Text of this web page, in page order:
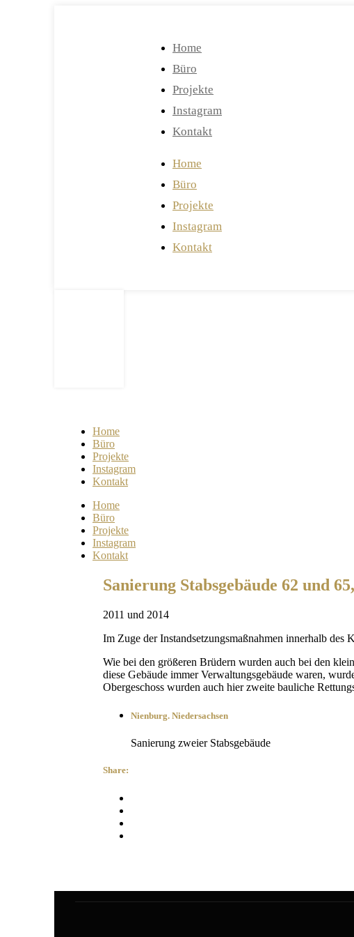
Home
Büro
Projekte
Instagram
Kontakt
Home
Büro
Projekte
Instagram
Kontakt
Home
Büro
Projekte
Instagram
Kontakt
Home
Büro
Projekte
Instagram
Kontakt
Sanierung Stabsgebäude 62 und
2011 und 2014
Im Zuge der Instandsetzungsmaßnahmen innerhalb des
Wie bei den größeren Brüdern wurden auch bei den
diese Gebäude immer Verwaltungsgebäude waren,
Obergeschoss wurden auch hier zweite bauliche
Nienburg. Niedersachsen
Sanierung zweier Stabsgebäude
Share: